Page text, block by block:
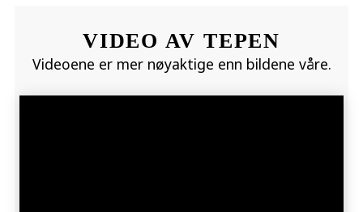
VIDEO AV TEPEN
Videoene er mer nøyaktige enn bildene våre.